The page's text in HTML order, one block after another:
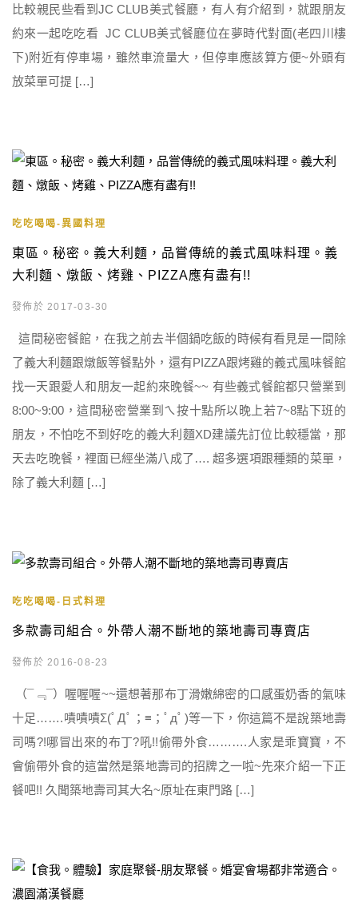
比較親民些看到JC CLUB美式餐廳，有人有介紹到，就跟朋友
約來一起吃吃看 JC CLUB美式餐廳位在夢時代對面(老四川樓
下)附近有停車場，雖然車流量大，但停車應該算方便~外頭有
放菜單可提 […]
吃吃喝喝-異國料理
東區。秘密。義大利麵，品嘗傳統的義式風味料理。義
大利麵、燉飯、烤雞、PIZZA應有盡有!!
發佈於 2017-03-30
這間秘密餐館，在我之前去半個鍋吃飯的時候有看見是一間除
了義大利麵跟燉飯等餐點外，還有PIZZA跟烤雞的義式風味餐館
找一天跟愛人和朋友一起約來晚餐~~ 有些義式餐館都只營業到
8:00~9:00，這間秘密營業到ㄟ按十點所以晚上若7~8點下班的
朋友，不怕吃不到好吃的義大利麵XD建議先訂位比較穩當，那
天去吃晚餐，裡面已經坐滿八成了…. 超多選項跟種類的菜單，
除了義大利麵 […]
吃吃喝喝-日式料理
多款壽司組合。外帶人潮不斷地的築地壽司專賣店
發佈於 2016-08-23
（¯﹃¯）喔喔喔~~還想著那布丁滑嫩綿密的口感蛋奶香的氣味
十足…….嘖嘖嘖Σ(ﾟДﾟ；≡；ﾟдﾟ)等一下，你這篇不是說築地壽
司嗎?!哪冒出來的布丁?吼!!偷帶外食……….人家是乖寶寶，不
會偷帶外食的這當然是築地壽司的招牌之一啦~先來介紹一下正
餐吧!! 久聞築地壽司其大名~原址在東門路 […]